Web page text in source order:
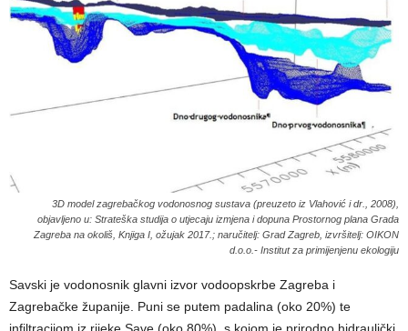
3D model zagrebačkog vodonosnog sustava (preuzeto iz Vlahović i dr., 2008),
objavljeno u: Strateška studija o utjecaju izmjena i dopuna Prostornog plana Grada
Zagreba na okoliš, Knjiga I, ožujak 2017.; naručitelj: Grad Zagreb, izvršitelj: OIKON
d.o.o.- Institut za primijenjenu ekologiju
Savski je vodonosnik glavni izvor vodoopskrbe Zagreba i
Zagrebačke županije. Puni se putem padalina (oko 20%) te